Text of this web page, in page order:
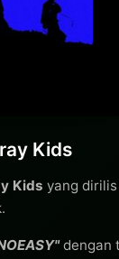
Kids
Kids yang
dengan